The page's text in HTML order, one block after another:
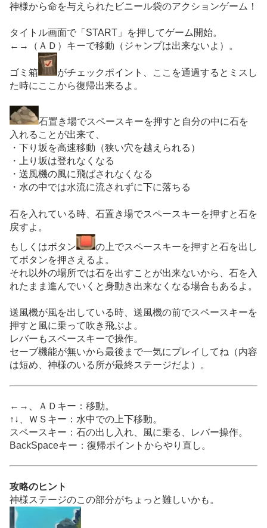
神様から命を与えられたビニール袋のアクションゲーム！
タイトル画面で「START」を押してゲーム開始。
←→（ＡＤ）キーで移動（ジャンプは出来ないよ）。
ゴミ箱
がチェックポイント、ここを通過するとミスし
た時にここから復帰出来るよ。
石置き場でスペースキーを押すと自分の中に石を
入れることが出来て、
・下り坂を高速移動（狭い穴を越えられる）
・上り坂は登れなくなる
・送風機の風に飛ばされなくなる
・水の中では水流に流されずに下に落ちる
石を入れている時、石置き場でスペースキーを押すと石を
戻すよ。
もしくはボタン
の上でスペースキーを押すと石を出し
てボタンを押さえるよ。
それ以外の場所では石を出すことが出来ないから、石を入
れたまま進んでいくと身動き出来なくなる場合もあるよ。
送風機が風を出している時、送風機の前でスペースキーを
押すと風に乗って吹き飛ぶよ。
レバーもスペースキーで操作。
セーブ機能が無いから最後まで一気にプレイしてね（内容
は短め、神様のいる所が最終ステージだよ）。
←→、ＡＤキー：移動。
↑↓、ＷＳキー：水中での上下移動。
スペースキー：石の出し入れ、風に乗る、レバー操作。
BackSpaceキー：復帰ポイントからやり直し。
攻略のヒント
神様ステージのこの部分がちょっと難しいかも。